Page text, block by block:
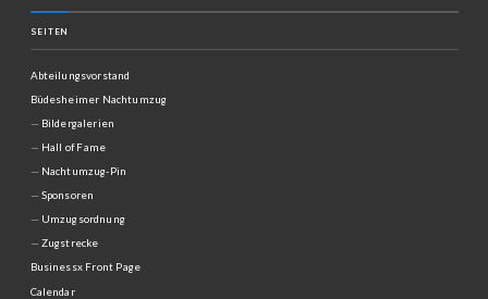
SEITEN
Abteilungsvorstand
Büdesheimer Nachtumzug
Bildergalerien
Hall of Fame
Nachtumzug-Pin
Sponsoren
Umzugsordnung
Zugstrecke
Businessx Front Page
Calendar